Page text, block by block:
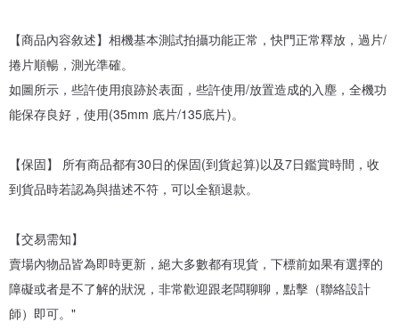
【商品內容敘述】相機基本測試拍攝功能正常，快門正常釋放，過片/
捲片順暢，測光準確。
如圖所示，些許使用痕跡於表面，些許使用/放置造成的入塵，全機功
能保存良好，使用(35mm 底片/135底片)。
【保固】 所有商品都有30日的保固(到貨起算)以及7日鑑賞時間，收
到貨品時若認為與描述不符，可以全額退款。
【交易需知】
賣場內物品皆為即時更新，絕大多數都有現貨，下標前如果有選擇的
障礙或者是不了解的狀況，非常歡迎跟老闆聊聊，點擊（聯絡設計
師）即可。"